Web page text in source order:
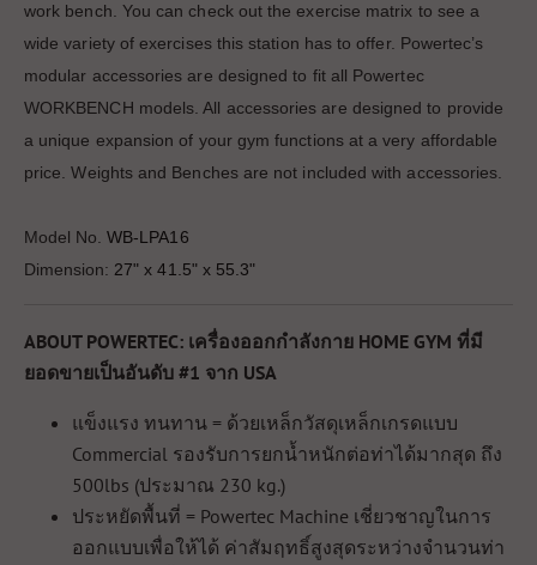
work bench. You can check out the exercise matrix to see a
wide variety of exercises this station has to offer. Powertec’s
modular accessories are designed to fit all Powertec
WORKBENCH models. All accessories are designed to provide
a unique expansion of your gym functions at a very affordable
price. Weights and Benches are not included with accessories.
Model No. WB-LPA16
Dimension: 27" x 41.5" x 55.3"
ABOUT POWERTEC: เครื่องออกกำลังกาย HOME GYM ที่มี
ยอดขายเป็นอันดับ #1 จาก USA
แข็งแรง ทนทาน = ด้วยเหล็กวัสดุเหล็กเกรดแบบ
Commercial รองรับการยกน้ำหนักต่อท่าได้มากสุด ถึง
500lbs (ประมาณ 230 kg.)
ประหยัดพื้นที่ = Powertec Machine เชี่ยวชาญในการ
ออกแบบเพื่อให้ได้ ค่าสัมฤทธิ์สูงสุดระหว่างจำนวนท่า